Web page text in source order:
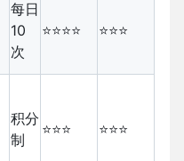
每日
10
次
⭐⭐⭐⭐ ⭐⭐⭐
积分
制
⭐⭐⭐ ⭐⭐⭐